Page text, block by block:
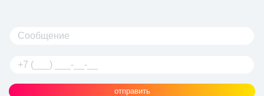
отправить